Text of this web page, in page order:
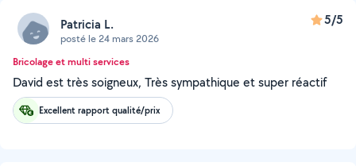
Patricia L.
posté le 24 mars 2026
5/5
Bricolage et multi services
David est très soigneux, Très sympathique et super réactif
Excellent rapport qualité/prix